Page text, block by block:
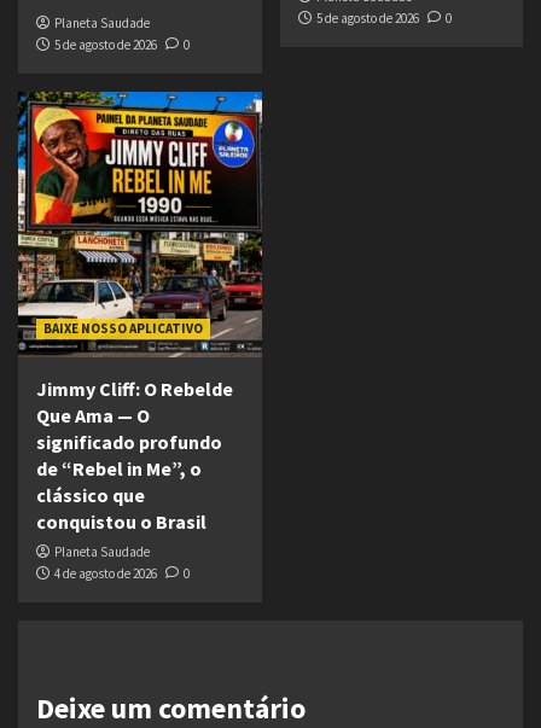
Planeta Saudade
5 de agosto de 2026
0
5 de agosto de 2026
0
BAIXE NOSSO APLICATIVO
Jimmy Cliff: O Rebelde
Que Ama — O
significado profundo
de “Rebel in Me”, o
clássico que
conquistou o Brasil
Planeta Saudade
4 de agosto de 2026
0
Deixe um comentário